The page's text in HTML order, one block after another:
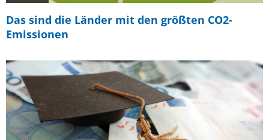
Das sind die Länder mit den größten CO2-
Emissionen